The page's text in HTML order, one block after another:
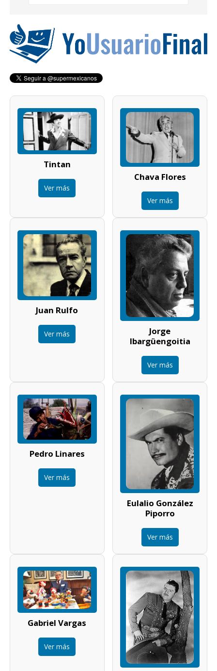
Tintan
Ver más
Chava Flores
Ver más
Juan Rulfo
Ver más
Jorge
Ibargüengoitia
Ver más
Pedro Linares
Ver más
Eulalio González
Piporro
Ver más
Gabriel Vargas
Ver más